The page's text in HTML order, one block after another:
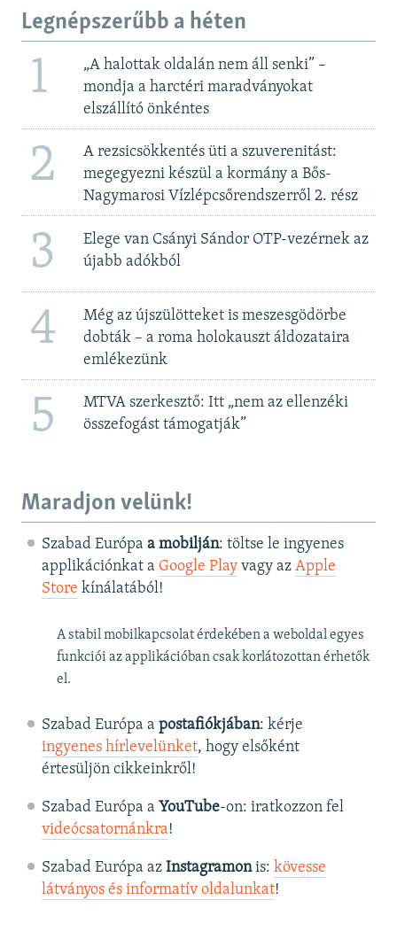
Legnépszerűbb a héten
1
„A halottak oldalán nem áll senki” –
mondja a harctéri maradványokat
elszállító önkéntes
2
A rezsicsökkentés üti a szuverenitást:
megegyezni készül a kormány a Bős-
Nagymarosi Vízlépcsőrendszerről 2. rész
3
Elege van Csányi Sándor OTP-vezérnek az
újabb adókból
4
Még az újszülötteket is meszesgödörbe
dobták – a roma holokauszt áldozataira
emlékezünk
5
MTVA szerkesztő: Itt „nem az ellenzéki
összefogást támogatják”
Maradjon velünk!
Szabad Európa a mobilján: töltse le ingyenes
applikációnkat a Google Playvagy az Apple
Store kínálatából!
A stabil mobilkapcsolat érdekében a weboldal egyes
funkciói az applikációban csak korlátozottan érhetők
el.
Szabad Európa a postafiókjában: kérje
ingyenes hírlevelünket, hogy elsőként
értesüljön cikkeinkről!
Szabad Európa a YouTube-on: iratkozzon fel
videócsatornánkra!
Szabad Európa az Instagramonis: kövesse
látványos és informatív oldalunkat! ​